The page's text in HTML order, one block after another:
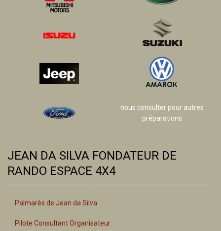
nous consulter pour autres
préparations
JEAN DA SILVA FONDATEUR DE
RANDO ESPACE 4X4
Palmarès de Jean da Silva
Pilote Consultant Organisateur